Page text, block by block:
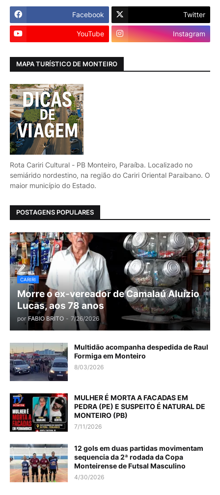
Facebook Twitter
YouTube Instagram
MAPA TURÍSTICO DE MONTEIRO
Rota Cariri Cultural - PB Monteiro, Paraíba. Localizado no
semiárido nordestino, na região do Cariri Oriental Paraibano. O
maior município do Estado.
POSTAGENS POPULARES
CARIRI
Morre o ex-vereador de Camalaú Aluízio
Lucas, aos 78 anos
por FABIO BRITO - 7/26/2026
Multidão acompanha despedida de Raul
Formiga em Monteiro
8/03/2026
MULHER É MORTA A FACADAS EM
PEDRA (PE) E SUSPEITO É NATURAL DE
MONTEIRO (PB)
7/11/2026
12 gols em duas partidas movimentam
sequencia da 2ª rodada da Copa
Monteirense de Futsal Masculino
4/30/2026